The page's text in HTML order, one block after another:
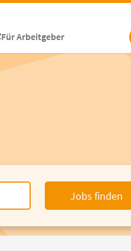
Für Arbeitgeber
Jobs finden